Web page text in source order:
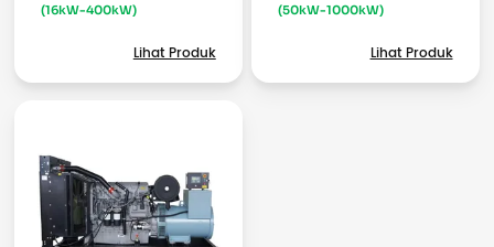
(16kW-400kW)
Lihat Produk
(50kW-1000kW)
Lihat Produk